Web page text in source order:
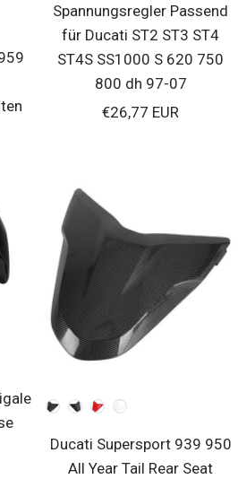
Spannungsregler Passend
für Ducati ST2 ST3 ST4
ST4S SS1000 S 620 750
800 dh 97-07
Verkaufspreis
€26,77 EUR
Farben
Ducati Supersport 939 950
All Year Tail Rear Seat